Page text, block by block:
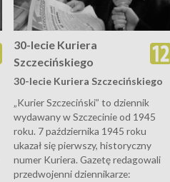
30-lecie Kuriera
Szczecińskiego
30-lecie Kuriera Szczecińskiego
„Kurier Szczeciński” to dziennik
wydawany w Szczecinie od 1945
roku. 7 października 1945 roku
ukazał się pierwszy, historyczny
numer Kuriera. Gazetę redagowali
przedwojenni dziennikarze: